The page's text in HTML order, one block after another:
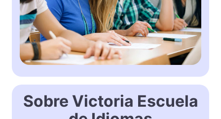
Sobre Victoria Escuela